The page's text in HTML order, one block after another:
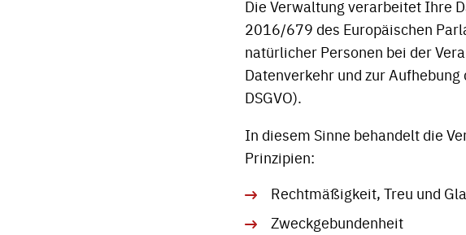
Die Verwaltung verarbeitet Ihre
2016/679 des Europäischen
natürlicher Personen bei der
Datenverkehr und zur
DSGVO).
In diesem Sinne behandelt die
Prinzipien:
Rechtmäßigkeit, Treu und
Zweckgebundenheit